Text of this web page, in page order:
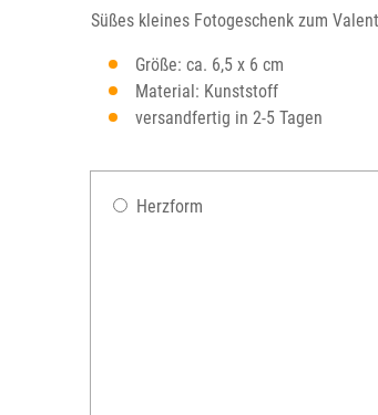
Süßes kleines Fotogeschenk zum
Größe: ca. 6,5 x 6 cm
Material: Kunststoff
versandfertig in 2-5 Tagen
Herzform